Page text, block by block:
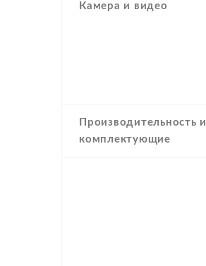
Камера и видео
Производительность и
комплектующие